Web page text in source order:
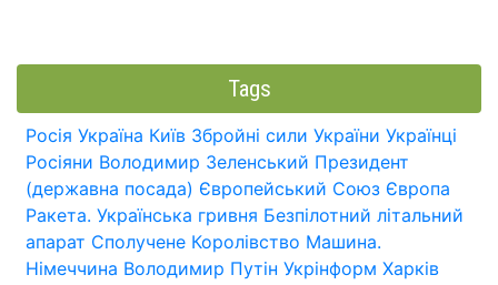
Tags
Росія Україна Київ Збройні сили України Українці
Росіяни Володимир Зеленський Президент
(державна посада) Європейський Союз Європа
Ракета. Українська гривня Безпілотний літальний
апарат Сполучене Королівство Машина.
Німеччина Володимир Путін Укрінформ Харків